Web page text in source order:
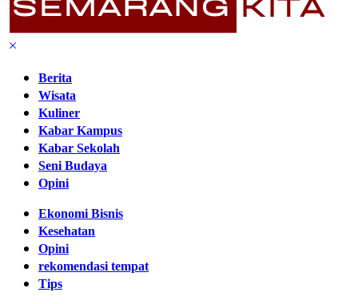
Berita
Wisata
Kuliner
Kabar Kampus
Kabar Sekolah
Seni Budaya
Opini
Ekonomi Bisnis
Kesehatan
Opini
rekomendasi tempat
Tips